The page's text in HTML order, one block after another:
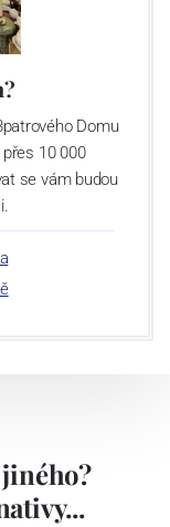
Domu
10 000
se vám budou